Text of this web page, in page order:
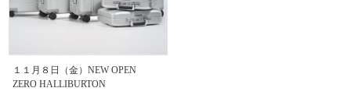
１１月８日（金）NEW OPEN
ZERO HALLIBURTON